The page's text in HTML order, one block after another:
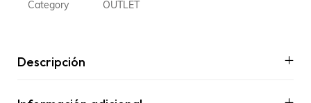
Category OUTLET
Descripción